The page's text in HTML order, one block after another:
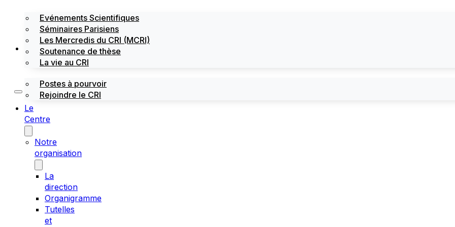
Evénements Scientifiques
Séminaires Parisiens
Les Mercredis du CRI (MCRI)
Soutenance de thèse
La vie au CRI
Emploi / stages
Postes à pourvoir
Rejoindre le CRI
Le
Centre
Notre
organisation
La
direction
Organigramme
Tutelles
et